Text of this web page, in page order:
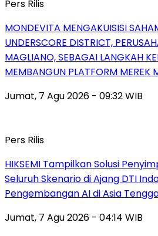
Pers Rilis
MONDEVITA MENGAKUISISI
UNDERSCORE DISTRICT,
MAGLIANO, SEBAGAI LANGKAH
MEMBANGUN PLATFORM MEREK
Jumat, 7 Agu 2026 - 09:32 WIB
Pers Rilis
HIKSEMI Tampilkan Solusi
Seluruh Skenario di Ajang DTI
Pengembangan AI di Asia
Jumat, 7 Agu 2026 - 04:14 WIB